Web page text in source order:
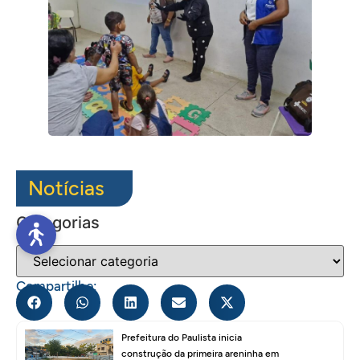
Notícias
Categorias
Compartilhe:
Prefeitura do Paulista inicia
construção da primeira areninha em